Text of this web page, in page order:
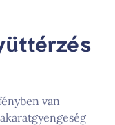
van